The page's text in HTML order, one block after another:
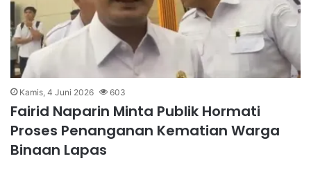
Kamis, 4 Juni 2026 603
Fairid Naparin Minta Publik Hormati
Proses Penanganan Kematian Warga
Binaan Lapas